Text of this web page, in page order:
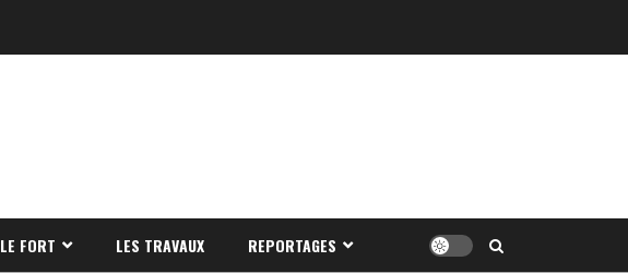
LE FORT LES TRAVAUX REPORTAGES